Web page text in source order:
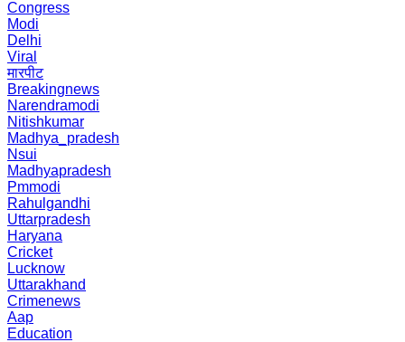
Congress
Modi
Delhi
Viral
मारपीट
Breakingnews
Narendramodi
Nitishkumar
Madhya_pradesh
Nsui
Madhyapradesh
Pmmodi
Rahulgandhi
Uttarpradesh
Haryana
Cricket
Lucknow
Uttarakhand
Crimenews
Aap
Education